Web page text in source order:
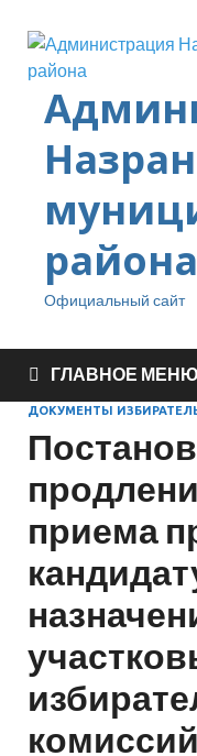
района
Официальный сайт
ГЛАВНОЕ МЕНЮ
ДОКУМЕНТЫ
приема